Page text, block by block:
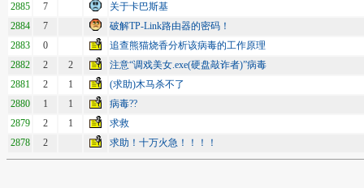
2885
7
关于卡巴斯基
2884
7
破解TP-Link路由器的密码！
2883
0
追查熊猫烧香分析该病毒的工作原理
2882
2 2
注意“调戏美女.exe(硬盘敲诈者)”病毒
2881
2 1
(求助)木马杀不了
2880
1 1
病毒??
2879
2 1
求救
2878
2 求助！十万火急！！！！